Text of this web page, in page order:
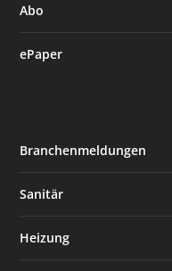
Abo
ePaper
Branchenmeldungen
Sanitär
Heizung